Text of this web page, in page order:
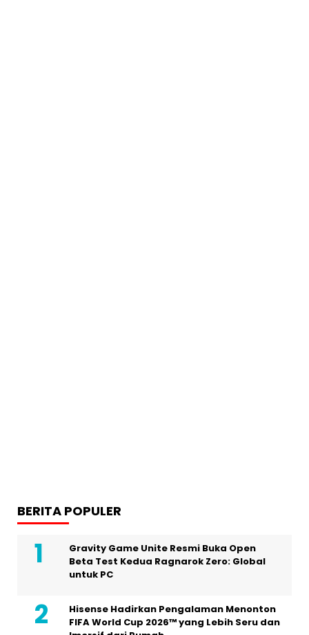
BERITA POPULER
Gravity Game Unite Resmi Buka Open
Beta Test Kedua Ragnarok Zero: Global
untuk PC
Hisense Hadirkan Pengalaman Menonton
FIFA World Cup 2026™ yang Lebih Seru dan